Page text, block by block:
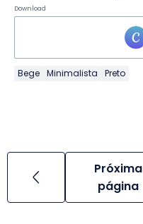
Download
Bege Minimalista Preto
Próxima
página